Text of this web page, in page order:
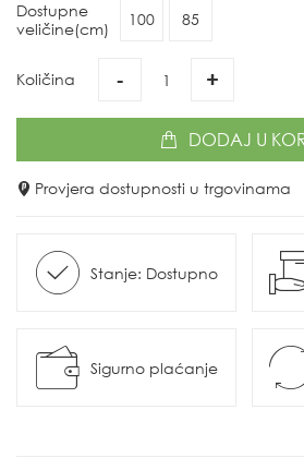
Dostupne
veličine(cm)
100 85
Količina - +
DODAJ U
Provjera dostupnosti u trgovinama
Stanje: Dostupno
Sigurno plaćanje